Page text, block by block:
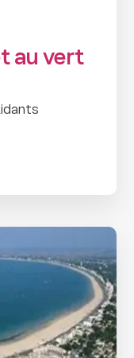
au vert